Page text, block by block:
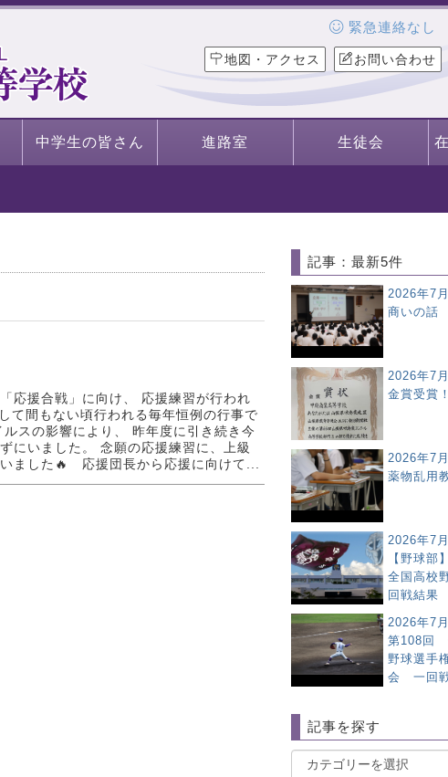
地図・アクセス お問い合わせ
緊急連絡なし
中学生の皆さん 進路室 生徒会
応援合戦」に向け、 応援練習が行われ
て間もない頃行われる毎年恒例の行事で
スの影響により、 昨年度に引き続き今
にいました。 念願の応援練習に、上級
ました🔥 応援団長から応援に向けて...
記事：最新5件
2026年7
商いの話
2026年7
金賞受賞
2026年7
薬物乱用
2026年7
【野球部
全国高校
回戦結果
2026年7
第108回
野球選手
会 一回
記事を探す